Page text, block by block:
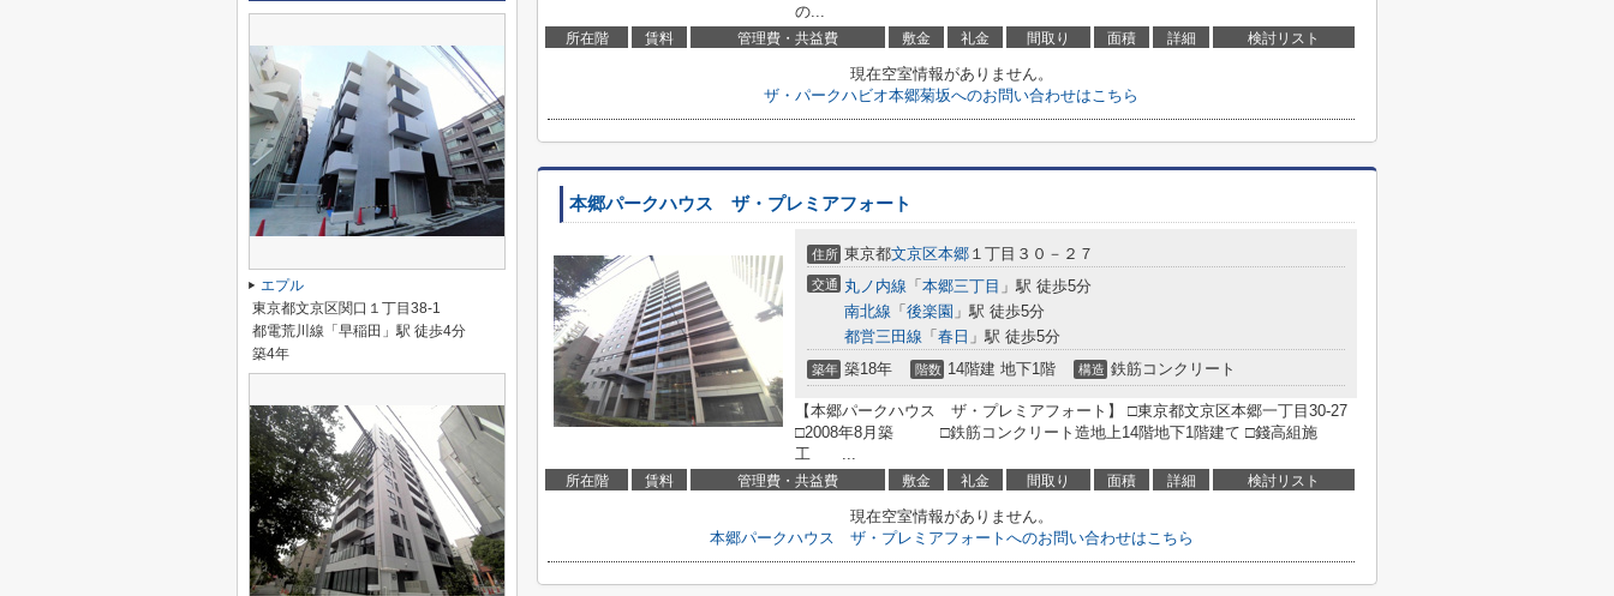
の...
所在階 賃料 管理費・共益費 敷金 礼金 間取り 面積 詳細 検討リスト
現在空室情報がありません。
ザ・パークハビオ本郷菊坂へのお問い合わせはこちら
本郷パークハウス ザ・プレミアフォート
住所 東京都文京区本郷 １丁目３０－２７
交通 丸ノ内線 「 本郷三丁目 」駅 徒歩5分
南北線 「 後楽園 」駅 徒歩5分
都営三田線 「 春日 」駅 徒歩5分
築年 築18年 階数 14階建 地下1階 構造 鉄筋コンクリート
【本郷パークハウス ザ・プレミアフォート】 □東京都文京区本郷一丁目30-27
□2008年8月築 □鉄筋コンクリート造地上14階地下1階建て □錢高組施
工 ...
所在階 賃料 管理費・共益費 敷金 礼金 間取り 面積 詳細 検討リスト
現在空室情報がありません。
本郷パークハウス ザ・プレミアフォートへのお問い合わせはこちら
エプル
東京都文京区関口１丁目38-1
都電荒川線「早稲田」駅 徒歩4分
築4年